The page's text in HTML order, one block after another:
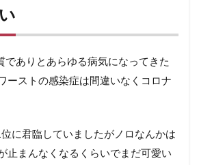
でありとあらゆる病気になってきた
ーストの感染症は間違いなくコロナ
に君臨していましたがノロなんかは
止まんなくなるくらいでまだ可愛い